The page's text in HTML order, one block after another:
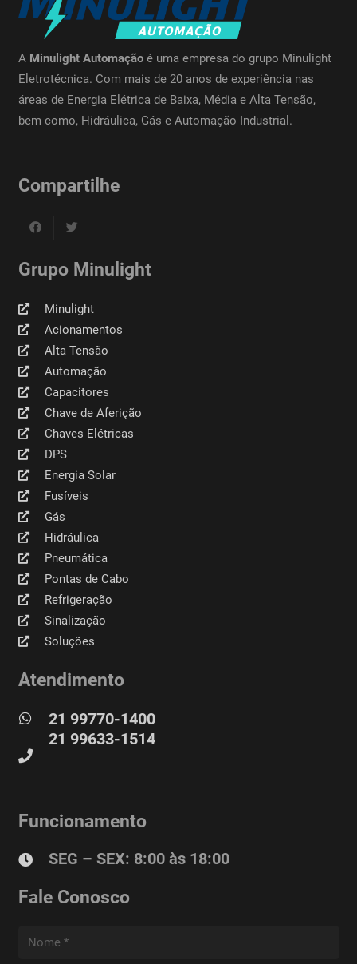
A Minulight Automaçãoé uma empresa do grupo Minulight
Eletrotécnica. Com mais de 20 anos de experiência nas
áreas de Energia Elétrica de Baixa, Média e Alta Tensão,
bem como, Hidráulica, Gás e Automação Industrial.
Compartilhe
Grupo Minulight
Minulight
Acionamentos
Alta Tensão
Automação
Capacitores
Chave de Aferição
Chaves Elétricas
DPS
Energia Solar
Fusíveis
Gás
Hidráulica
Pneumática
Pontas de Cabo
Refrigeração
Sinalização
Soluções
Atendimento
21 99770-1400
21 99633-1514
Funcionamento
SEG – SEX: 8:00 às 18:00
Fale Conosco